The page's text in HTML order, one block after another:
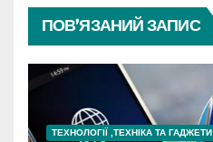
ПОВ’ЯЗАНИЙ ЗАПИС
ТЕХНОЛОГІЇ ,ТЕХНІКА ТА ГАДЖЕТИ